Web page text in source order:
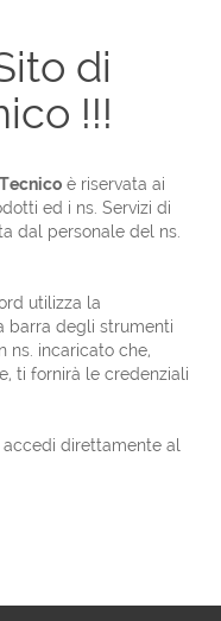
di
!!!
è riservata ai
ed i ns. Servizi di
dal personale del ns.
utilizza la
barra degli strumenti
ns. incaricato che,
ti fornirà le credenziali
direttamente al